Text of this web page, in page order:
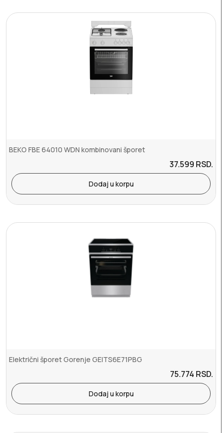
BEKO FBE 64010 WDN kombinovani šporet
37.599 RSD.
Dodaj u korpu
Električni šporet Gorenje GEITS6E71PBG
75.774 RSD.
Dodaj u korpu